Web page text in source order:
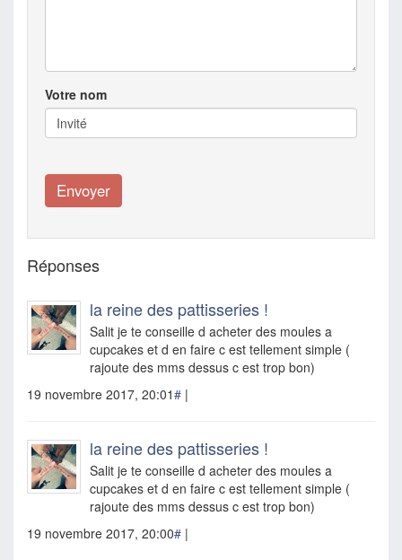
Votre nom
Réponses
la reine des pattisseries !
Salit je te conseille d acheter des moules a
cupcakes et d en faire c est tellement simple (
rajoute des mms dessus c est trop bon)
19 novembre 2017, 20:01# |
la reine des pattisseries !
Salit je te conseille d acheter des moules a
cupcakes et d en faire c est tellement simple (
rajoute des mms dessus c est trop bon)
19 novembre 2017, 20:00# |